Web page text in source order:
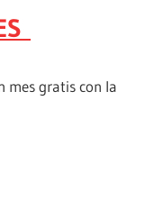
gratis con la